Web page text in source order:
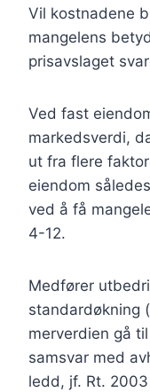
Vil kostnadene
mangelens
prisavslaget
Ved fast
markedsverdi,
ut fra flere
eiendom
ved å få
4-12.
Medfører
standardøkning
merverdien gå
samsvar med
ledd, jf. Rt.